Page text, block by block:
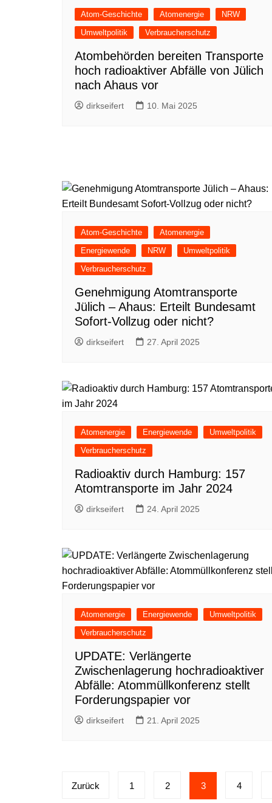
Atom-Geschichte Atomenergie
NRW
Umweltpolitik
Verbraucherschutz
Atombehörden bereiten Transporte
hoch radioaktiver Abfälle von Jülich
nach Ahaus vor
dirkseifert 10. Mai 2025
Atom-Geschichte
Atomenergie
Energiewende
NRW
Umweltpolitik
Verbraucherschutz
Genehmigung Atomtransporte
Jülich – Ahaus: Erteilt Bundesamt
Sofort-Vollzug oder nicht?
dirkseifert 27. April 2025
Atomenergie Energiewende
Umweltpolitik
Verbraucherschutz
Radioaktiv durch Hamburg: 157
Atomtransporte im Jahr 2024
dirkseifert 24. April 2025
Atomenergie Energiewende
Umweltpolitik
Verbraucherschutz
UPDATE: Verlängerte
Zwischenlagerung hochradioaktiver
Abfälle: Atommüllkonferenz stellt
Forderungspapier vor
dirkseifert 21. April 2025
Seitennummerierung
Zurück 1 2 3 4